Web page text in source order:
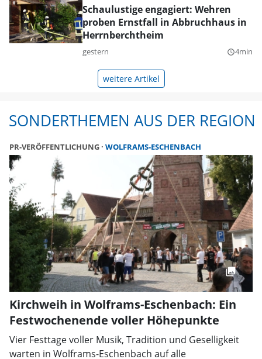
Schaulustige engagiert: Wehren
proben Ernstfall in Abbruchhaus in
Herrnberchtheim
gestern query_builder4min
weitere Artikel
SONDERTHEMEN AUS DER REGION
PR-VERÖFFENTLICHUNG WOLFRAMS-ESCHENBACH
Kirchweih in Wolframs-Eschenbach: Ein
Festwochenende voller Höhepunkte
Vier Festtage voller Musik, Tradition und Geselligkeit
warten in Wolframs-Eschenbach auf alle